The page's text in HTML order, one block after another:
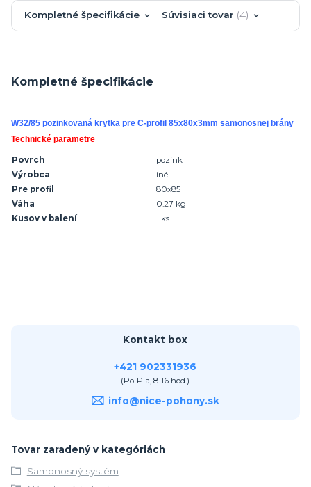
Kompletné špecifikácie Súvisiaci tovar 4
Kompletné špecifikácie
W32/85 pozinkovaná krytka pre C-profil 85x80x3mm samonosnej brány
Technické parametre
Povrch
pozink
Výrobca
iné
Pre profil
80x85
Váha
0.27 kg
Kusov v balení
1 ks
Kontakt box
+421 902331936
(Po-Pia, 8-16 hod.)
info@nice-pohony.sk
Tovar zaradený v kategóriách
Samonosný systém